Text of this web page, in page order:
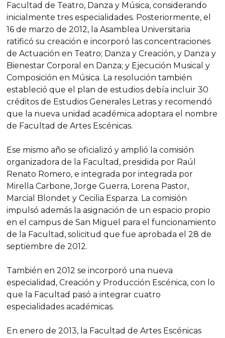
Facultad de Teatro, Danza y Música, considerando
inicialmente tres especialidades. Posteriormente, el
16 de marzo de 2012, la Asamblea Universitaria
ratificó su creación e incorporó las concentraciones
de Actuación en Teatro; Danza y Creación, y Danza y
Bienestar Corporal en Danza; y Ejecución Musical y
Composición en Música. La resolución también
estableció que el plan de estudios debía incluir 30
créditos de Estudios Generales Letras y recomendó
que la nueva unidad académica adoptara el nombre
de Facultad de Artes Escénicas.
Ese mismo año se oficializó y amplió la comisión
organizadora de la Facultad, presidida por Raúl
Renato Romero, e integrada por integrada por
Mirella Carbone, Jorge Guerra, Lorena Pastor,
Marcial Blondet y Cecilia Esparza. La comisión
impulsó además la asignación de un espacio propio
en el campus de San Miguel para el funcionamiento
de la Facultad, solicitud que fue aprobada el 28 de
septiembre de 2012.
También en 2012 se incorporó una nueva
especialidad, Creación y Producción Escénica, con lo
que la Facultad pasó a integrar cuatro
especialidades académicas.
En enero de 2013, la Facultad de Artes Escénicas